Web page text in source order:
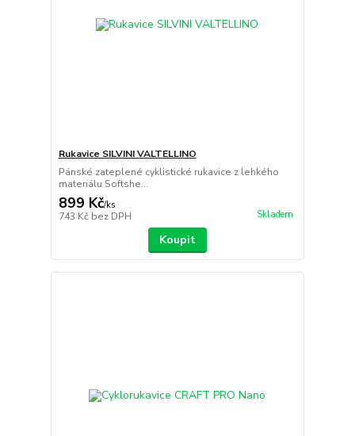
Rukavice SILVINI VALTELLINO
Pánské zateplené cyklistické rukavice z lehkého
materiálu Softshe...
899 Kč/ks
743 Kč bez DPH Skladem
Koupit